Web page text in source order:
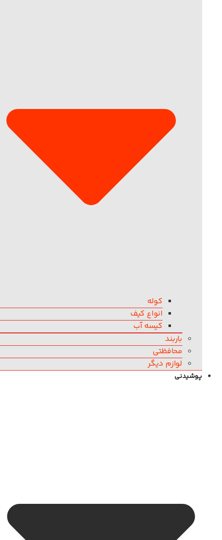
کوله
انواع کیف
کیسه آب
باربند
محافظتی
لوازم دیگر
پوشیدنی